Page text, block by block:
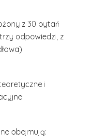
z 30 pytań
odpowiedzi, z
i
obejmują: